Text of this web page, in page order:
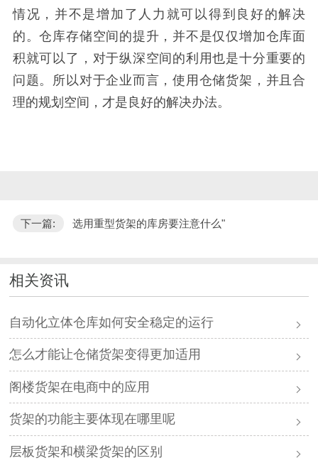
情况，并不是增加了人力就可以得到良好的解决
的。仓库存储空间的提升，并不是仅仅增加仓库面
积就可以了，对于纵深空间的利用也是十分重要的
问题。所以对于企业而言，使用仓储货架，并且合
理的规划空间，才是良好的解决办法。
下一篇: 选用重型货架的库房要注意什么"
相关资讯
自动化立体仓库如何安全稳定的运行
怎么才能让仓储货架变得更加适用
阁楼货架在电商中的应用
货架的功能主要体现在哪里呢
层板货架和横梁货架的区别